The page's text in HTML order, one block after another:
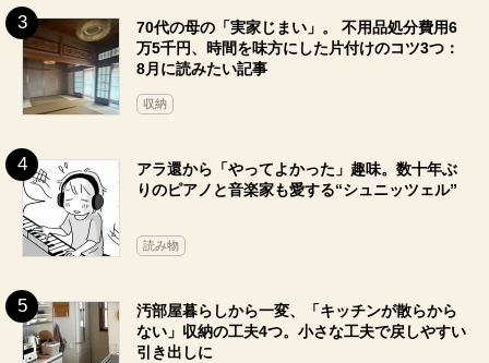
70代の母の「実家じまい」。 不用品処分費用6
万5千円、時間を味方にした片付けのコツ3つ：
8月に読みたい記事
収納
アラ還から「やってよかった」趣味。数十年ぶ
りのピアノと音楽家も愛する“シュニッツェル”
読み物
汚部屋暮らしから一変、「キッチンが散らから
ない」収納の工夫4つ。小さな工夫で戻しやすい
引き出しに